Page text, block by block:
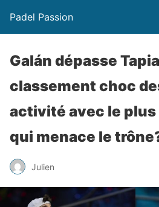
Padel Passion
Galán dépasse
classement choc
activité avec le
qui menace le
Julien